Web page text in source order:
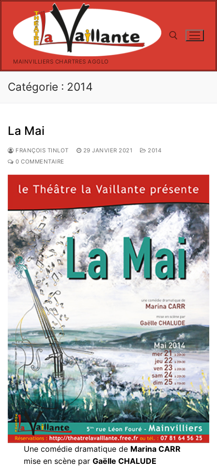
contenu
MAINVILLIERS CHARTRES AGGLO
Catégorie : 2014
La Mai
FRANÇOIS TINLOT 29 JANVIER 2021
2014
0 COMMENTAIRE
Une comédie dramatique de Marina CARR
mise en scène parGaëlle CHALUDE